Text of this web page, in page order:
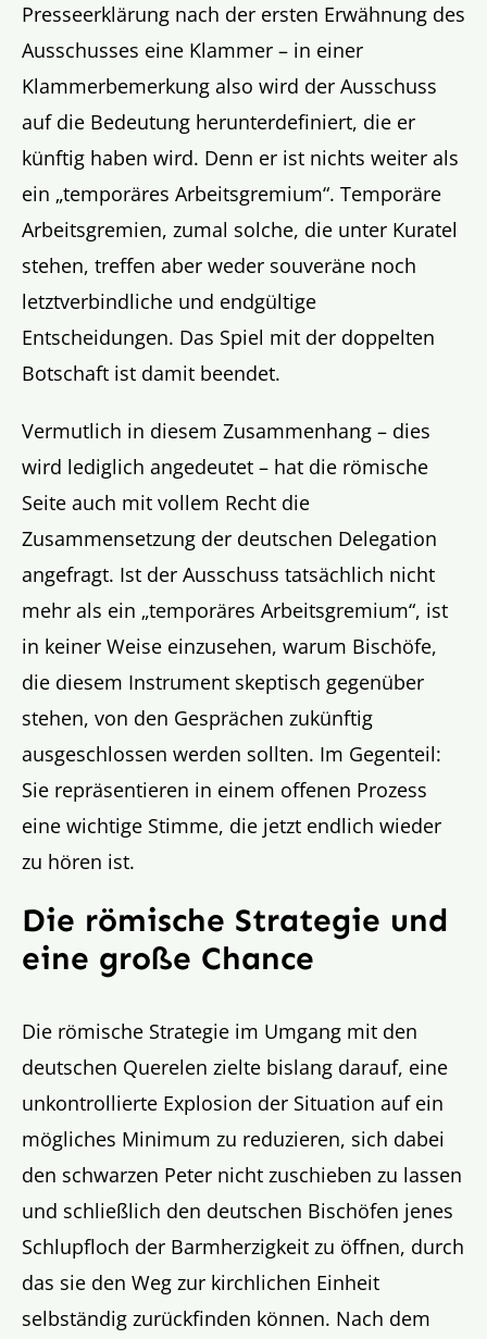
Presseerklärung nach der ersten Erwähnung des
Ausschusses eine Klammer – in einer
Klammerbemerkung also wird der Ausschuss
auf die Bedeutung herunterdefiniert, die er
künftig haben wird. Denn er ist nichts weiter als
ein „temporäres Arbeitsgremium“. Temporäre
Arbeitsgremien, zumal solche, die unter Kuratel
stehen, treffen aber weder souveräne noch
letztverbindliche und endgültige
Entscheidungen. Das Spiel mit der doppelten
Botschaft ist damit beendet.
Vermutlich in diesem Zusammenhang – dies
wird lediglich angedeutet – hat die römische
Seite auch mit vollem Recht die
Zusammensetzung der deutschen Delegation
angefragt. Ist der Ausschuss tatsächlich nicht
mehr als ein „temporäres Arbeitsgremium“, ist
in keiner Weise einzusehen, warum Bischöfe,
die diesem Instrument skeptisch gegenüber
stehen, von den Gesprächen zukünftig
ausgeschlossen werden sollten. Im Gegenteil:
Sie repräsentieren in einem offenen Prozess
eine wichtige Stimme, die jetzt endlich wieder
zu hören ist.
Die römische Strategie und
eine große Chance
Die römische Strategie im Umgang mit den
deutschen Querelen zielte bislang darauf, eine
unkontrollierte Explosion der Situation auf ein
mögliches Minimum zu reduzieren, sich dabei
den schwarzen Peter nicht zuschieben zu lassen
und schließlich den deutschen Bischöfen jenes
Schlupfloch der Barmherzigkeit zu öffnen, durch
das sie den Weg zur kirchlichen Einheit
selbständig zurückfinden können. Nach dem